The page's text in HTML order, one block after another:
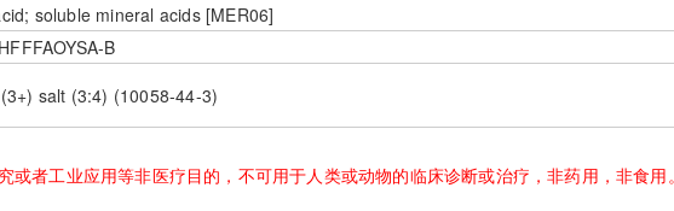
soluble mineral acids [MER06]
B
salt (3:4) (10058-44-3)
或者工业应用等非医疗目的，不可用于人类或动物的临床诊断或治疗，非药用，非食用。